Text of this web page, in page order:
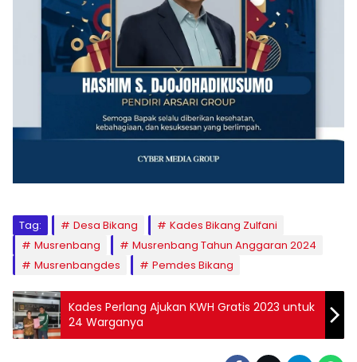
Tag: Desa Bikang
Kades Bikang Zulfani
Musrenbang
Musrenbang Tahun Anggaran 2024
Musrenbangdes
Pemdes Bikang
Kades Perlang Ajukan KWH Gratis 2023 untuk
24 Warganya